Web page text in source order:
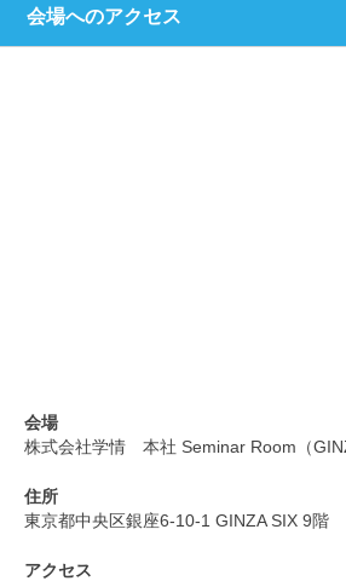
会場へのアクセス
会場
株式会社学情 本社 Seminar Room（
住所
東京都中央区銀座6-10-1 GINZA SIX 9階
アクセス